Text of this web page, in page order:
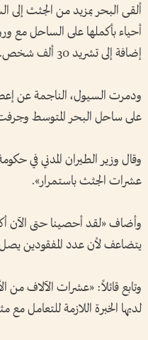
ألقى البحر بمزيد من الجثث
أحياء بأكملها على الساحل مع
إضافة إلى تشريد 30 ألف شخص.
ودمرت السيول، الناجمة عن
على ساحل البحر المتوسط وجرفت
وقال وزير الطيران المدني في
عشرات الجثث باستمرار».
يتضاعف لأن عدد المفقودين يصل
وتابع قائلاً: «عشرات الآلاف
لديها الخبرة اللازمة للتعامل